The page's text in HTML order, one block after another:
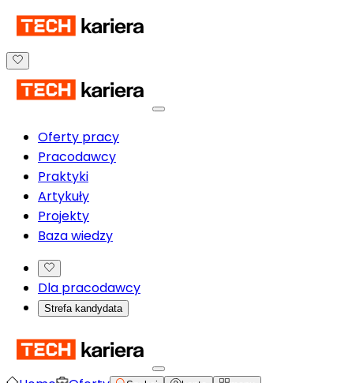
Oferty pracy
Pracodawcy
Praktyki
Artykuły
Projekty
Baza wiedzy
Dla pracodawcy
Strefa kandydata